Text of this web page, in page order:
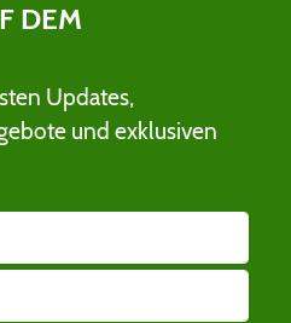
DEM
Updates,
und exklusiven